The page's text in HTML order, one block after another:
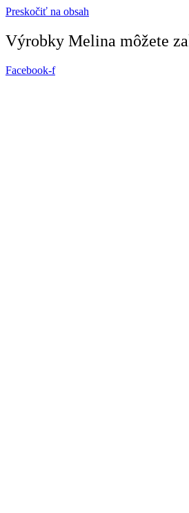
Preskočiť na obsah
Výrobky Melina môžete
Facebook-f